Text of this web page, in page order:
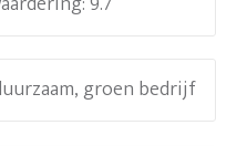
groen bedrijf